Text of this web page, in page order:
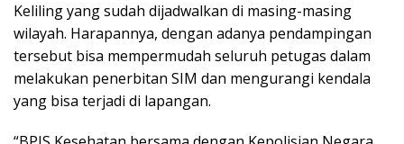
Keliling yang sudah dijadwalkan di masing-masing
wilayah. Harapannya, dengan adanya pendampingan
tersebut bisa mempermudah seluruh petugas dalam
melakukan penerbitan SIM dan mengurangi kendala
yang bisa terjadi di lapangan.